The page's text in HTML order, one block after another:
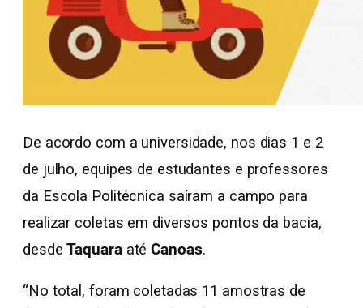
De acordo com a universidade, nos dias 1 e 2
de julho, equipes de estudantes e professores
da Escola Politécnica saíram a campo para
realizar coletas em diversos pontos da bacia,
desdeTaquara atéCanoas.
“No total, foram coletadas 11 amostras de